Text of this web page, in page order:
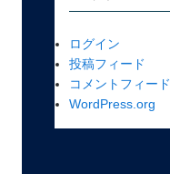
ログイン
投稿フィード
コメントフィード
WordPress.org